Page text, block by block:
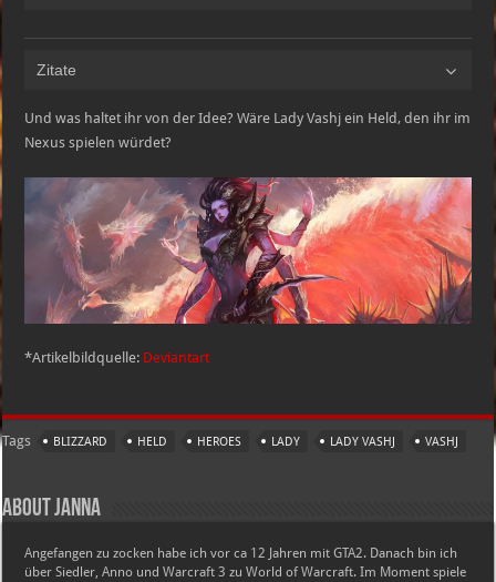
Zitate
Und was haltet ihr von der Idee? Wäre Lady Vashj ein Held, den ihr im
Nexus spielen würdet?
*Artikelbildquelle: Deviantart
Tags BLIZZARD HELD HEROES LADY LADY VASHJ VASHJ
About Janna
Angefangen zu zocken habe ich vor ca 12 Jahren mit GTA2. Danach bin ich
über Siedler, Anno und Warcraft 3 zu World of Warcraft. Im Moment spiele